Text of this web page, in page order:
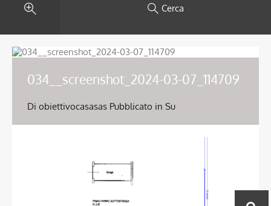
Cerca
034__screenshot_2024-03-07_114709
Di obiettivocasasas Pubblicato in Su